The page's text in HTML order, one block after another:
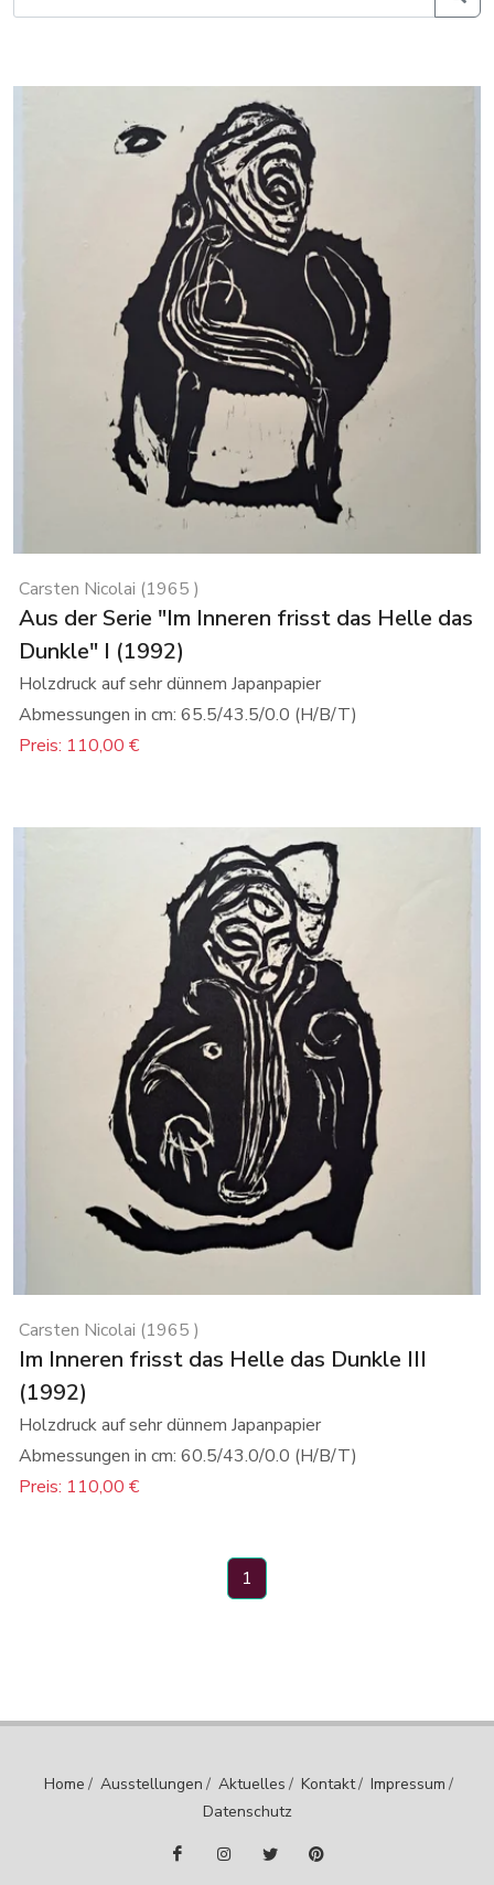
Carsten Nicolai (1965 )
Aus der Serie "Im Inneren frisst das Helle das
Dunkle" I (1992)
Holzdruck auf sehr dünnem Japanpapier
Abmessungen in cm: 65.5/43.5/0.0 (H/B/T)
Preis: 110,00 €
Carsten Nicolai (1965 )
Im Inneren frisst das Helle das Dunkle III
(1992)
Holzdruck auf sehr dünnem Japanpapier
Abmessungen in cm: 60.5/43.0/0.0 (H/B/T)
Preis: 110,00 €
1
Home / Ausstellungen / Aktuelles / Kontakt/ Impressum /
Datenschutz